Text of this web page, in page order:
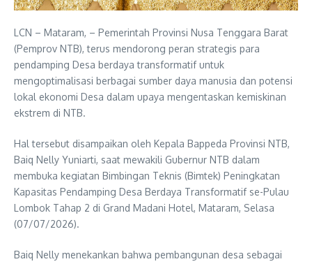
LCN – Mataram, – Pemerintah Provinsi Nusa Tenggara Barat
(Pemprov NTB), terus mendorong peran strategis para
pendamping Desa berdaya transformatif untuk
mengoptimalisasi berbagai sumber daya manusia dan potensi
lokal ekonomi Desa dalam upaya mengentaskan kemiskinan
ekstrem di NTB.
Hal tersebut disampaikan oleh Kepala Bappeda Provinsi NTB,
Baiq Nelly Yuniarti, saat mewakili Gubernur NTB dalam
membuka kegiatan Bimbingan Teknis (Bimtek) Peningkatan
Kapasitas Pendamping Desa Berdaya Transformatif se-Pulau
Lombok Tahap 2 di Grand Madani Hotel, Mataram, Selasa
(07/07/2026).
Baiq Nelly menekankan bahwa pembangunan desa sebagai